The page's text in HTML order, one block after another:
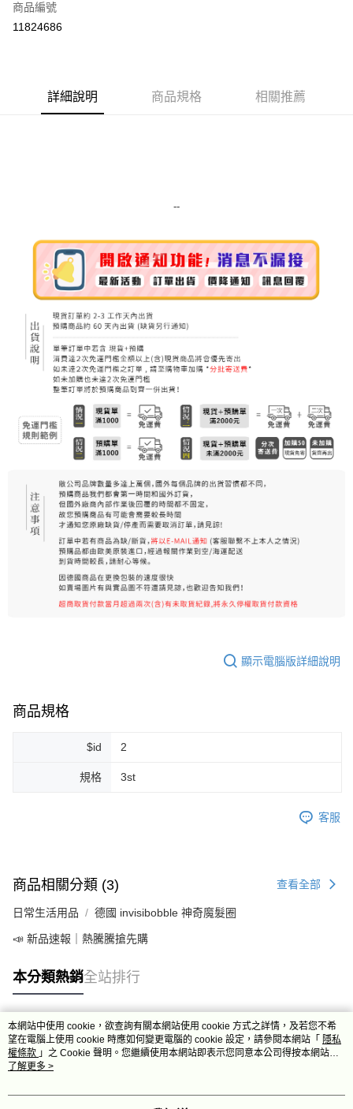
超商取貨付款
街口支付
全家取貨付款
每筆NT$80，滿NT$999(含以上)免運費
每筆NT$80，滿NT$999(含以上)免運費
7-11取貨付款
每筆NT$80，滿NT$999(含以上)免運費
7-11純取貨 (先付款
每筆NT$80，滿NT$999(含以上)免運費
每筆NT$100，滿NT$999(含以上)免運費
離島宅配（澎湖、金門、馬祖、小琉球）
每筆NT$250，滿NT$3,000(含以上)免運費
付款後門市自取
商品編號
11824686
詳細說明 商品規格 相關推薦
--
顯示電腦版詳細說明
商品規格
$id 2
規格 3st
客服
商品相關分類 (3) 查看全部
日常生活用品 德國 invisibobble 神奇魔髮圈
📣 新品速報｜熱騰騰搶先購
本分類熱銷全站排行
熱門標籤
本網站中使用 cookie，欲查詢有關本網站使用 cookie 方式之詳情，及若您不希
望在電腦上使用 cookie 時應如何變更電腦的 cookie 設定，請參閱本網站「 隱私
權條款 」之 Cookie 聲明。您繼續使用本網站即表示您同意本公司得按本網站使
用條款之 Cookie 聲明使用 cookie。
了解更多 >